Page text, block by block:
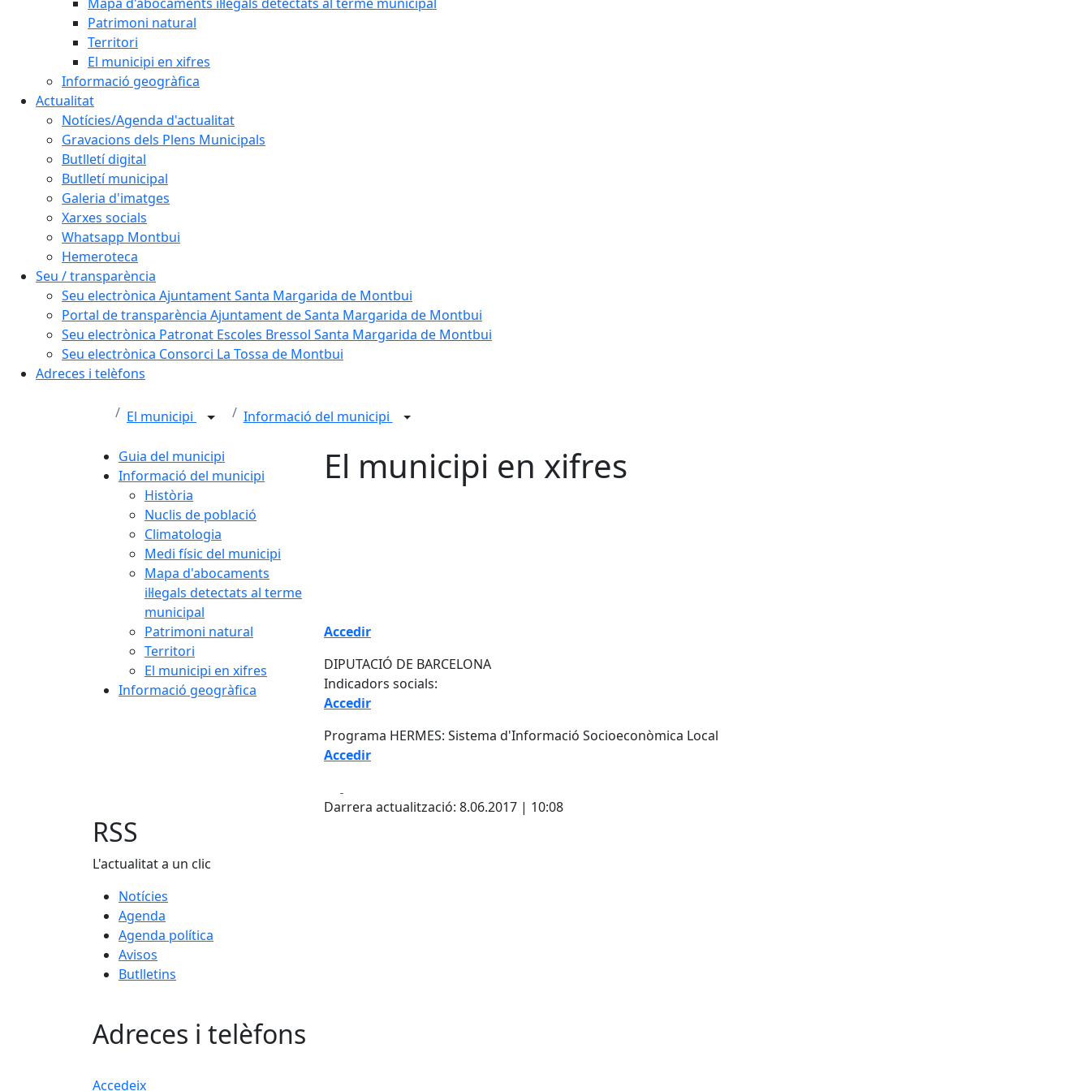
Patrimoni natural
Territori
El municipi en xifres
Informació geogràfica
Actualitat
Notícies/Agenda d'actualitat
Gravacions dels Plens Municipals
Butlletí digital
Butlletí municipal
Galeria d'imatges
Xarxes socials
Whatsapp Montbui
Hemeroteca
Seu / transparència
Seu electrònica Ajuntament Santa Margarida de Montbui
Portal de transparència Ajuntament de Santa Margarida de Montbui
Seu electrònica Patronat Escoles Bressol Santa Margarida de Montbui
Seu electrònica Consorci La Tossa de Montbui
Adreces i telèfons
El municipi Informació del municipi
Guia del municipi
Informació del municipi
Història
Nuclis de població
Climatologia
Medi físic del municipi
Mapa d'abocaments
il·legals detectats al terme
municipal
Patrimoni natural
Territori
El municipi en xifres
Informació geogràfica
El municipi en xifres
Accedir
DIPUTACIÓ DE BARCELONA
Indicadors socials:
Accedir
Programa HERMES: Sistema d'Informació Socioeconòmica Local
Accedir
Darrera actualització: 8.06.2017 | 10:08
RSS
L'actualitat a un clic
Notícies
Agenda
Agenda política
Avisos
Butlletins
Adreces i telèfons
Accedeix